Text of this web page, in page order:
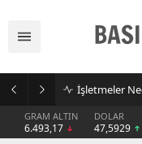
GRAM ALTIN
6.493,17
DOLAR
47,5929